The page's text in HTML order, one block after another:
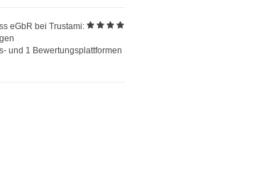
eGbR bei Trustami:
und 1 Bewertungsplattformen